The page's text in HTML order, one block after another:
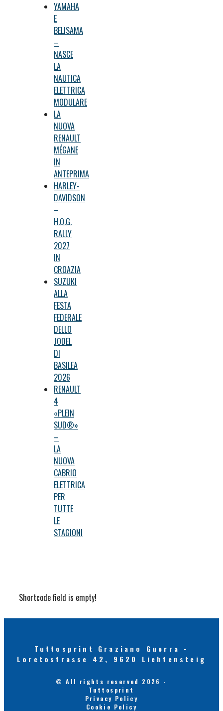
YAMAHA
E
BELISAMA
–
NASCE
LA
NAUTICA
ELETTRICA
MODULARE
LA
NUOVA
RENAULT
MÉGANE
IN
ANTEPRIMA
HARLEY-
DAVIDSON
–
H.O.G.
RALLY
2027
IN
CROAZIA
SUZUKI
ALLA
FESTA
FEDERALE
DELLO
JODEL
DI
BASILEA
2026
RENAULT
4
«PLEIN
SUD®»
–
LA
NUOVA
CABRIO
ELETTRICA
PER
TUTTE
LE
STAGIONI
Shortcode field is empty!
Tuttosprint Graziano Guerra -
Loretostrasse 42, 9620 Lichtensteig
© All rights reserved 2026 -
Tuttosprint
Privacy Policy
Cookie Policy